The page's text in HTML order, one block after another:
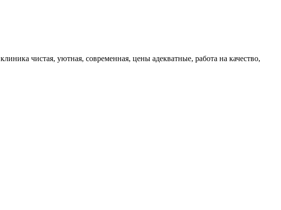
чистая, уютная, современная, цены адекватные, работа на качество,